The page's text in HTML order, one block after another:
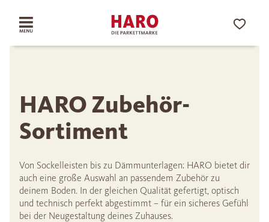
HARO Zubehör-
Sortiment
Von Sockelleisten bis zu Dämmunterlagen: HARO bietet dir
auch eine große Auswahl an passendem Zubehör zu
deinem Boden. In der gleichen Qualität gefertigt, optisch
und technisch perfekt abgestimmt – für ein sicheres Gefühl
bei der Neugestaltung deines Zuhauses.